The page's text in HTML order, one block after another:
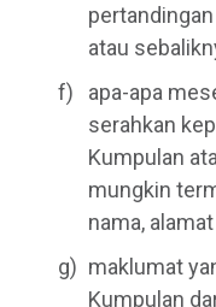
atau
apa-apa
serahkan
Kumpulan
mungkin
nama,
maklumat
Kumpulan